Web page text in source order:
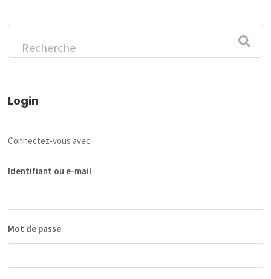
Login
Connectez-vous avec:
Identifiant ou e-mail
Mot de passe